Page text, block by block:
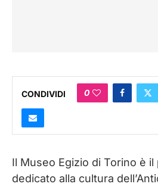
CONDIVIDI 0
Il Museo Egizio di Torino è
dedicato alla cultura